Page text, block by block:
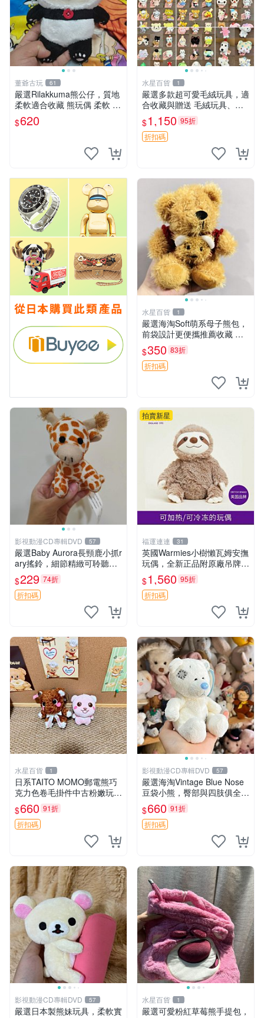
董爺古玩 61
嚴選Rilakkuma熊公仔，質地
柔軟適合收藏 熊玩偶 柔軟 公
仔 收藏
$620
水星百貨 1
嚴選多款超可愛毛絨玩具，適
合收藏與贈送 毛絨玩具、抱
枕、公仔
$1,150 95折
折扣碼
水星百貨 1
嚴選海淘Soft萌系母子熊包，
前袋設計更便攜推薦收藏 母
子熊 軟綿綿 包包
$350 83折
折扣碼
影視動漫CD專輯DVD 57
嚴選Baby Aurora長頸鹿小抓r
ary搖鈴，細節精緻可聆聽清
脆鈴音 軟萌可愛 定制紀念 金
屬搖鈴 新手媽咪推薦 長頸鹿
抓rary 搖鈴
$229 74折
折扣碼
拍賣新星
福運連連 31
英國Warmies小樹懶瓦姆安撫
玩偶，全新正品附原廠吊牌與
防塵袋，內藏薰衣草可加熱，
適合各個年齡層，冷暖兩用享
受抱抱樂趣，不容錯過嚴選好
$1,560 95折
折扣碼
水星百貨 1
日系TAITO MOMO郵電熊巧
克力色卷毛掛件中古粉嫩玩偶
微瑕推薦 postpet momo 郵
電熊 中古玩偶
$660 91折
折扣碼
影視動漫CD專輯DVD 57
嚴選海淘Vintage Blue Nose
豆袋小熊，臀部與四肢俱全，
坐高11公分，附原盒與吊牌
收藏。藍鼻子小熊，值得擁有
玩具 憶熊
$660 91折
折扣碼
影視動漫CD專輯DVD 57
嚴選日本製熊妹玩具，柔軟實
水星百貨 1
嚴選可愛粉紅草莓熊手提包，